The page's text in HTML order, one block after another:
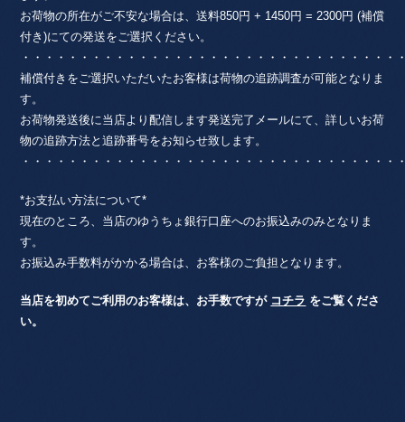
お荷物の所在がご不安な場合は、送料850円 + 1450円 = 2300円 (補償
付き)にての発送をご選択ください。
・・・・・・・・・・・・・・・・・・・・・・・・・・・・・・・
補償付きをご選択いただいたお客様は荷物の追跡調査が可能となりま
す。
お荷物発送後に当店より配信します発送完了メールにて、詳しいお荷
物の追跡方法と追跡番号をお知らせ致します。
・・・・・・・・・・・・・・・・・・・・・・・・・・・・・・・
*お支払い方法について*
現在のところ、当店のゆうちょ銀行口座へのお振込みのみとなりま
す。
お振込み手数料がかかる場合は、お客様のご負担となります。
当店を初めてご利用のお客様は、お手数ですが コチラ をご覧くださ
い。